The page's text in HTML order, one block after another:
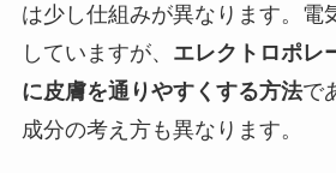
は少し仕組みが異なります。電
していますが、 エレクトロポレ
に皮膚を通りやすくする方法で
成分の考え方も異なります。